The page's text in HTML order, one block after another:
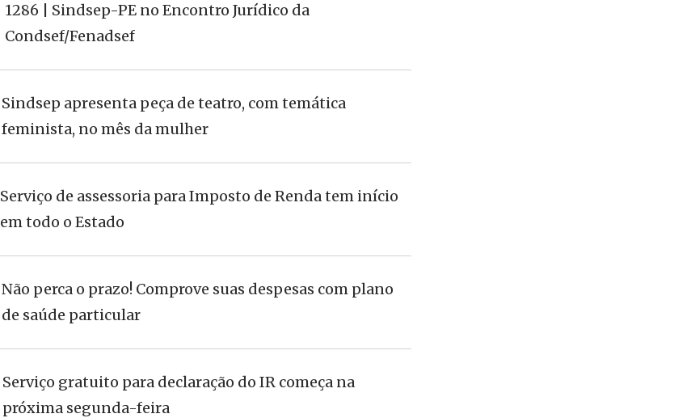
1286 | Sindsep-PE no Encontro Jurídico da
Condsef/Fenadsef
Sindsep apresenta peça de teatro, com temática
feminista, no mês da mulher
Serviço de assessoria para Imposto de Renda tem início
em todo o Estado
Não perca o prazo! Comprove suas despesas com plano
de saúde particular
Serviço gratuito para declaração do IR começa na
próxima segunda-feira